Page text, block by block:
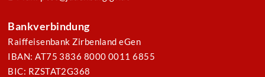
Bankverbindung
Raiffeisenbank Zirbenland eGen
IBAN: AT75 3836 8000 0011 6855
BIC: RZSTAT2G368